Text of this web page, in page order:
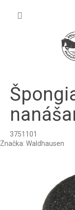
3751101
Značka: Waldhausen